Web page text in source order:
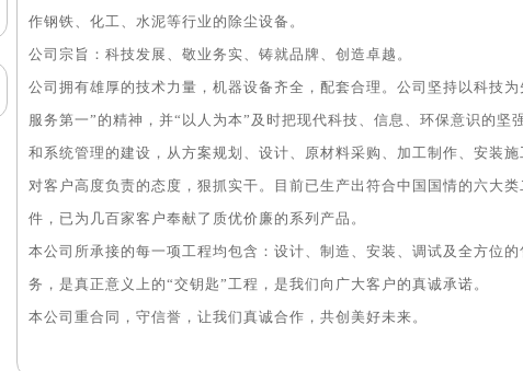
作钢铁、化工、水泥等行业的除尘设备。
公司宗旨：科技发展、敬业务实、铸就品牌、创造卓越。
公司拥有雄厚的技术力量，机器设备齐全，配套合理。公司坚持以科技为
服务第一”的精神，并“以人为本”及时把现代科技、信息、环保意识的坚
和系统管理的建设，从方案规划、设计、原材料采购、加工制作、安装
对客户高度负责的态度，狠抓实干。目前已生产出符合中国国情的六大
件，已为几百家客户奉献了质优价廉的系列产品。
本公司所承接的每一项工程均包含：设计、制造、安装、调试及全方位
务，是真正意义上的“交钥匙”工程，是我们向广大客户的真诚承诺。
本公司重合同，守信誉，让我们真诚合作，共创美好未来。